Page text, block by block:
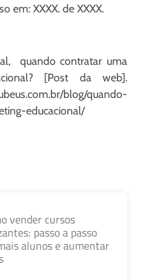
em: XXXX. de XXXX.
quando contratar uma
[Post da web].
blog/quando-
educacional/
vender cursos
passo a passo
alunos e aumentar